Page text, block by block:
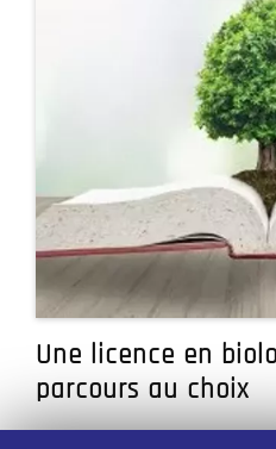
Une licence en
parcours au choix